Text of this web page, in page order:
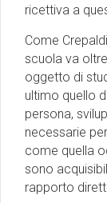
ricettiva a
Come
scuola va
oggetto di
ultimo quello
persona,
necessarie
come quella
sono
rapporto